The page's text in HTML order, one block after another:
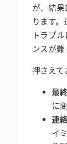
が、結
ります
トラブ
ンスが難
押さえ
最
に
連
イ